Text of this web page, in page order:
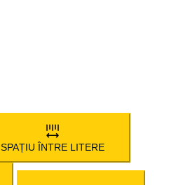
SPAȚIU ÎNTRE LITERE